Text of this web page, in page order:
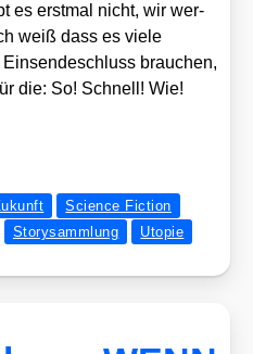
es erst­mal nicht, wir wer­
weiß dass es vie­le
brau­chen,
die: So! Schnell! Wie!
Science Fiction
Storysammlung
Utopie